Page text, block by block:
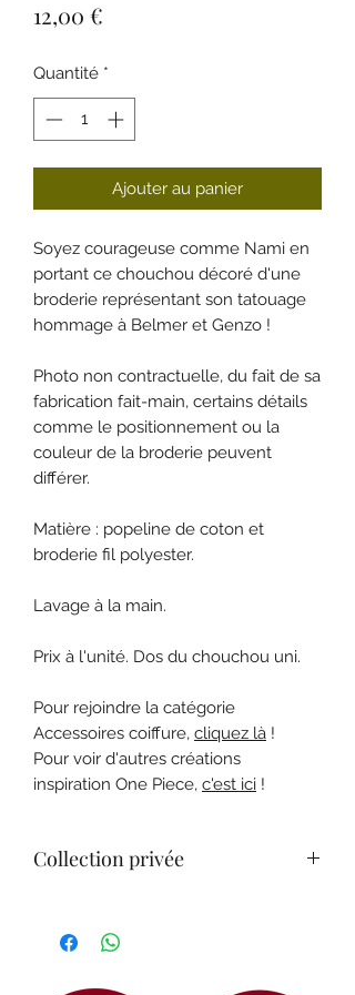
12,00 €
Quantité *
Ajouter au panier
Soyez courageuse comme Nami en
portant ce chouchou décoré d'une
broderie représentant son tatouage
hommage à Belmer et Genzo !
Photo non contractuelle, du fait de sa
fabrication fait-main, certains détails
comme le positionnement ou la
couleur de la broderie peuvent
différer.
Matière : popeline de coton et
broderie fil polyester.
Lavage à la main.
Prix à l'unité. Dos du chouchou uni.
Pour rejoindre la catégorie
Accessoires coiffure, cliquez là !
Pour voir d'autres créations
inspiration One Piece, c'est ici !
Collection privée
accompagnant les créations fait-main
sont là en tant que décorations. Ils